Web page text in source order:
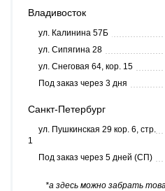
Владивосток
ул. Калинина 57Б
ул. Сипягина 28
ул. Снеговая 64, кор. 15
Под заказ через 3 дня
Санкт-Петербург
ул. Пушкинская 29 кор. 6, стр.
1
Под заказ через 5 дней (СП)
*а здесь можно забрать